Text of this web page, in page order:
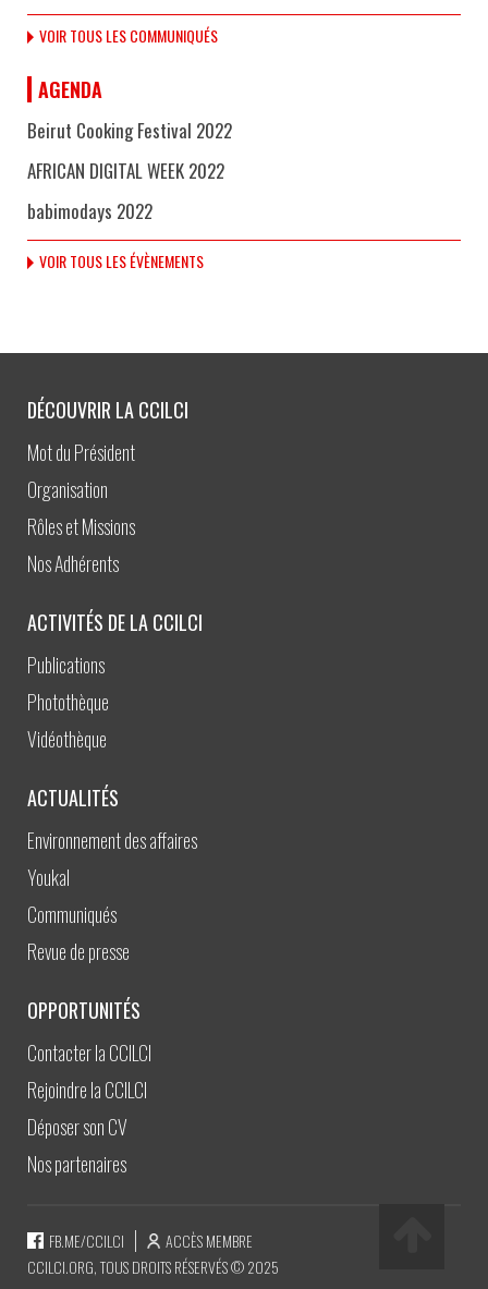
VOIR TOUS LES COMMUNIQUÉS
AGENDA
Beirut Cooking Festival 2022
AFRICAN DIGITAL WEEK 2022
babimodays 2022
VOIR TOUS LES ÉVÈNEMENTS
DÉCOUVRIR LA CCILCI
Mot du Président
Organisation
Rôles et Missions
Nos Adhérents
ACTIVITÉS DE LA CCILCI
Publications
Photothèque
Vidéothèque
ACTUALITÉS
Environnement des affaires
Youkal
Communiqués
Revue de presse
OPPORTUNITÉS
Contacter la CCILCI
Rejoindre la CCILCI
Déposer son CV
Nos partenaires
CCILCI.ORG, TOUS DROITS RÉSERVÉS © 2025
FB.ME/CCILCI ACCÈS MEMBRE